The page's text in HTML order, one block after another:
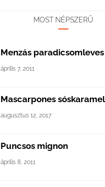
MOST NÉPSZERŰ
Menzás paradicsomleves
április 7, 2011
Mascarpones
augusztus 12, 2017
Puncsos mignon
április 8, 2011